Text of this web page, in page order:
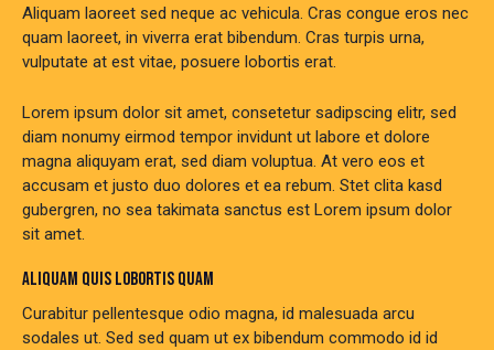
Aliquam laoreet sed neque ac vehicula. Cras congue eros nec
quam laoreet, in viverra erat bibendum. Cras turpis urna,
vulputate at est vitae, posuere lobortis erat.
Lorem ipsum dolor sit amet, consetetur sadipscing elitr, sed
diam nonumy eirmod tempor invidunt ut labore et dolore
magna aliquyam erat, sed diam voluptua. At vero eos et
accusam et justo duo dolores et ea rebum. Stet clita kasd
gubergren, no sea takimata sanctus est Lorem ipsum dolor
sit amet.
ALIQUAM QUIS LOBORTIS QUAM
Curabitur pellentesque odio magna, id malesuada arcu
sodales ut. Sed sed quam ut ex bibendum commodo id id